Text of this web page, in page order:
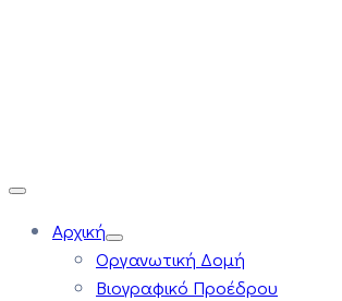
Αρχική
Οργανωτική Δομή
Βιογραφικό Προέδρου